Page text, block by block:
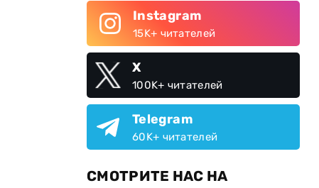
Instagram
15K+ читателей
X
100K+ читателей
Telegram
60K+ читателей
СМОТРИТЕ НАС НА